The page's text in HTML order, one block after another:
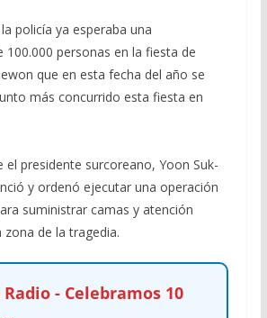
policía ya esperaba una
100.000 personas en la fiesta de
que en esta fecha del año se
más concurrido esta fiesta en
el presidente surcoreano, Yoon Suk-
y ordenó ejecutar una operación
suministrar camas y atención
de la tragedia.
- Celebramos 10